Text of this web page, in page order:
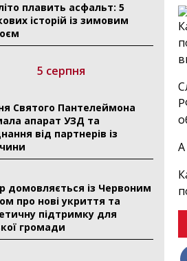
плавить асфальт: 5
історій із зимовим
5 серпня
Святого Пантелеймона
апарат УЗД та
від партнерів із
домовляється із Червоним
про нові укриття та
підтримку для
громади